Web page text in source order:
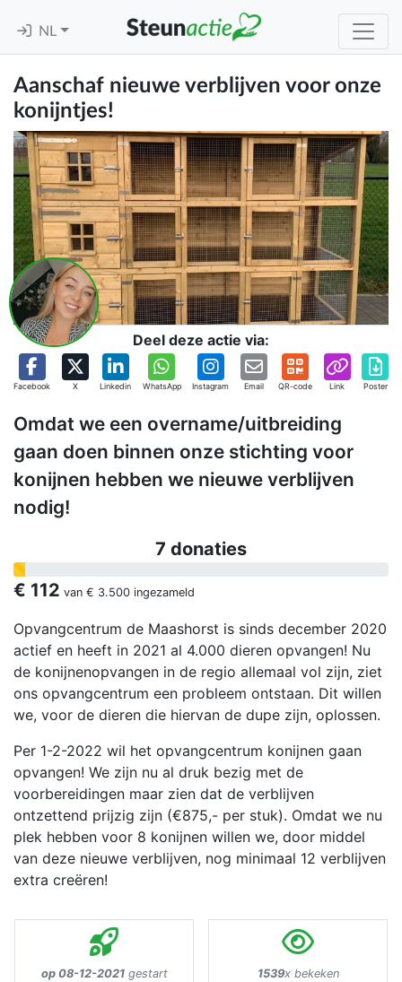
NL
Aanschaf nieuwe verblijven voor onze
konijntjes!
Deel deze actie via:
Facebook X Linkedin WhatsApp Instagram Email QR-code Link Poster
Omdat we een overname/uitbreiding
gaan doen binnen onze stichting voor
konijnen hebben we nieuwe verblijven
nodig!
7 donaties
€ 112 van € 3.500 ingezameld
Opvangcentrum de Maashorst is sinds december 2020
actief en heeft in 2021 al 4.000 dieren opvangen! Nu
de konijnenopvangen in de regio allemaal vol zijn, ziet
ons opvangcentrum een probleem ontstaan. Dit willen
we, voor de dieren die hiervan de dupe zijn, oplossen.
Per 1-2-2022 wil het opvangcentrum konijnen gaan
opvangen! We zijn nu al druk bezig met de
voorbereidingen maar zien dat de verblijven
ontzettend prijzig zijn (€875,- per stuk). Omdat we nu
plek hebben voor 8 konijnen willen we, door middel
van deze nieuwe verblijven, nog minimaal 12 verblijven
extra creëren!
op 08-12-2021gestart 1539x bekeken